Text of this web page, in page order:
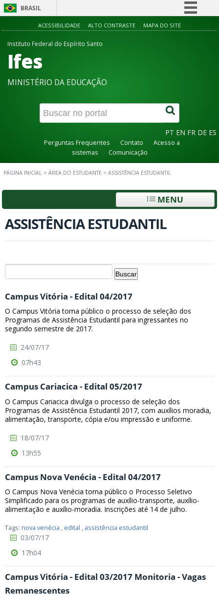
BRASIL
Simplifique!
Canais
ACESSIBILIDADE ALTO CONTRASTE MAPA DO SITE
Instituto Federal do Espírito Santo
Ifes
MINISTÉRIO DA EDUCAÇÃO
PT EN FR DE ES
Perguntas Frequentes Contato
Acesso a
sistemas
Comunicação
PÁGINA INICIAL > ÁREA DO ESTUDANTE > ASSISTÊNCIA ESTUDANTIL
MENU
ASSISTÊNCIA ESTUDANTIL
Campus Vitória - Edital 04/2017
O Campus Vitória torna público o processo de seleção dos
Programas de Assistência Estudantil para ingressantes no
segundo semestre de 2017.
24/07/17
07h43
Campus Cariacica - Edital 05/2017
O Campus Cariacica divulga o processo de seleção dos
Programas de Assistência Estudantil 2017, com auxílios moradia,
alimentação, transporte, cópia e/ou impressão e uniforme.
18/07/17
13h55
Campus Nova Venécia - Edital 04/2017
O Campus Nova Venécia torna público o Processo Seletivo
Simplificado para os programas de auxílio-transporte, auxílio-
alimentação e auxílio-moradia. Inscrições até 14 de julho.
Tags: nova venécia , edital , assistência estudantil
03/07/17
17h04
Campus Vitória - Edital 03/2017 Monitoria - Vagas
Remanescentes